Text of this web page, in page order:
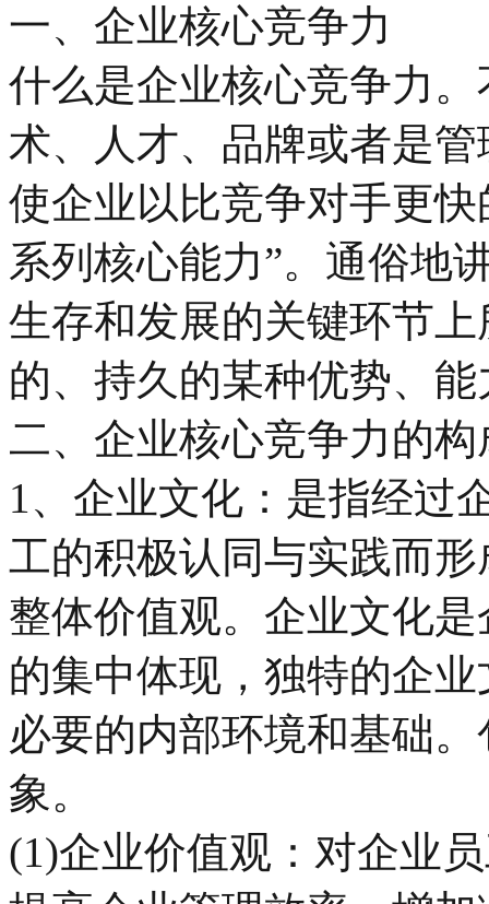
一、企业核心竞争力
什么是企业核心竞争力
术、人才、品牌或者是
使企业以比竞争对手更
系列核心能力”。通俗地
生存和发展的关键环节
的、持久的某种优势、
二、企业核心竞争力的构
1、企业文化：是指经过
工的积极认同与实践而形
整体价值观。企业文化
的集中体现，独特的企
必要的内部环境和基础
象。
(1)企业价值观：对企业